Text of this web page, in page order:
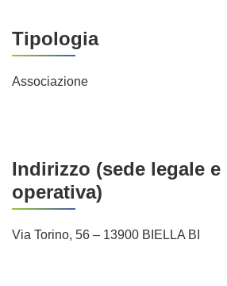
Tipologia
Associazione
Indirizzo (sede legale e
operativa)
Via Torino, 56 – 13900 BIELLA BI